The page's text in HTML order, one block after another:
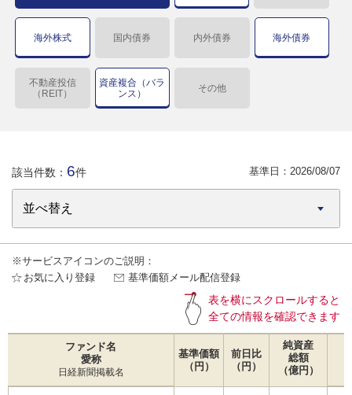
海外株式 国内債券 内外債券 海外債券
不動産投信
（REIT）
資産複合（バラ
ンス）
その他
該当件数： 6件 基準日： 2026/08/07
※サービスアイコンのご説明：
お気に入り登録
基準価額メール配信登録
表を横にスクロールすると
全ての情報を確認できます
ファンド名
愛称
日経新聞掲載名
基準価額
（円）
前日比
（円）
純資産
総額
（億円）